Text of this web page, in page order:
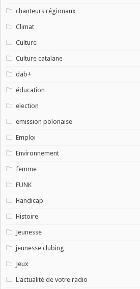
chanteurs régionaux
Climat
Culture
Culture catalane
dab+
éducation
election
emission polonaise
Emploi
Environnement
femme
FUNK
Handicap
Histoire
Jeunesse
jeunesse clubing
Jeux
L'actualité de votre radio